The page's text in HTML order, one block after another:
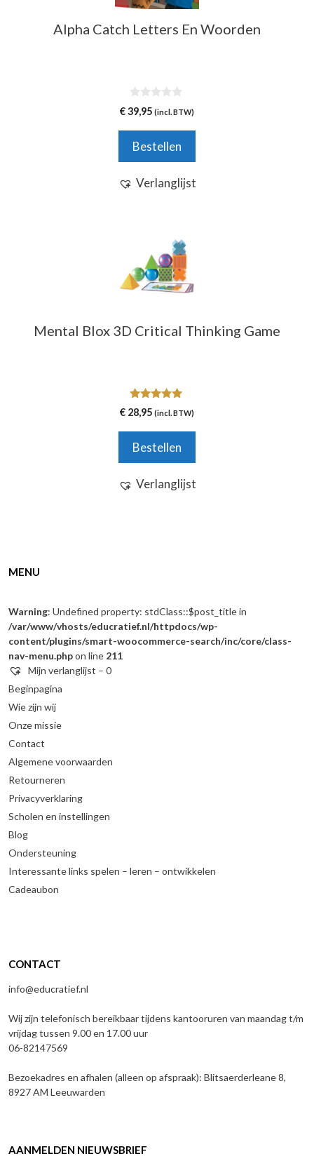
Alpha Catch Letters En Woorden
0
v
5
€39,95 (incl. BTW)
Bestellen
Verlanglijst
Mental Blox 3D Critical Thinking Game
5.00
van 5
€ 28,95 (incl. BTW)
Bestellen
Verlanglijst
MENU
Warning: Undefined property: stdClass::$post_title in
/var/www/vhosts/educratief.nl/httpdocs/wp-
content/plugins/smart-woocommerce-search/inc/core/class-
nav-menu.phpon line 211
Mijn verlanglijst – 0
Beginpagina
Wie zijn wij
Onze missie
Contact
Algemene voorwaarden
Retourneren
Privacyverklaring
Scholen en instellingen
Blog
Ondersteuning
Interessante links spelen – leren – ontwikkelen
Cadeaubon
CONTACT
info@educratief.nl
Wij zijn telefonisch bereikbaar tijdens kantooruren van maandag t/m
vrijdag tussen 9.00 en 17.00 uur
06-82147569
Bezoekadres en afhalen (alleen op afspraak): Blitsaerderleane 8,
8927 AM Leeuwarden
AANMELDEN NIEUWSBRIEF